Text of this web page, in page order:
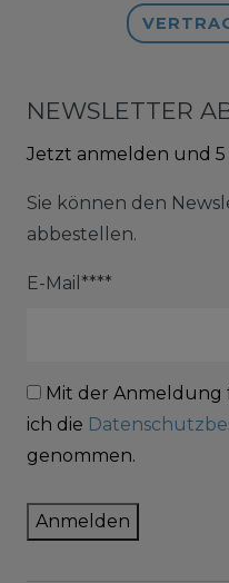
NEWSLETTER
Jetzt anmelden und
Sie können den
abbestellen.
E-Mail****
Mit der
ich die
genommen.
Anmelden